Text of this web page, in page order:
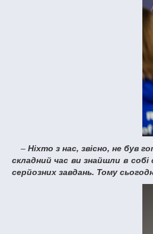
– Ніхто з нас, звісно, не був
складний час ви знайшли в
серйозних завдань. Тому